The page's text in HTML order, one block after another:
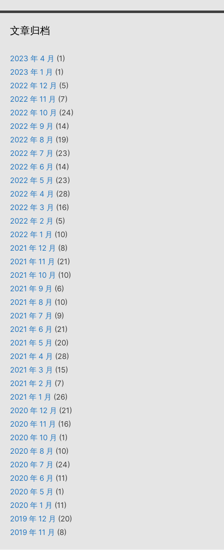
文章归档
2023 年 4 月 (1)
2023 年 1 月 (1)
2022 年 12 月 (5)
2022 年 11 月 (7)
2022 年 10 月 (24)
2022 年 9 月 (14)
2022 年 8 月 (19)
2022 年 7 月 (23)
2022 年 6 月 (14)
2022 年 5 月 (23)
2022 年 4 月 (28)
2022 年 3 月 (16)
2022 年 2 月 (5)
2022 年 1 月 (10)
2021 年 12 月 (8)
2021 年 11 月 (21)
2021 年 10 月 (10)
2021 年 9 月 (6)
2021 年 8 月 (10)
2021 年 7 月 (9)
2021 年 6 月 (21)
2021 年 5 月 (20)
2021 年 4 月 (28)
2021 年 3 月 (15)
2021 年 2 月 (7)
2021 年 1 月 (26)
2020 年 12 月 (21)
2020 年 11 月 (16)
2020 年 10 月 (1)
2020 年 8 月 (10)
2020 年 7 月 (24)
2020 年 6 月 (11)
2020 年 5 月 (1)
2020 年 1 月 (11)
2019 年 12 月 (20)
2019 年 11 月 (8)